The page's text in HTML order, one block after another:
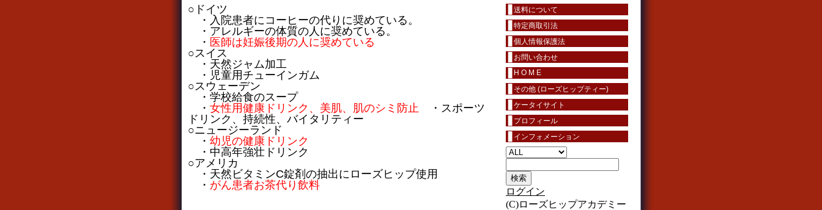
○ドイツ
・入院患者にコーヒーの代りに奨めている。
・アレルギーの体質の人に奨めている。
・ 医師は妊娠後期の人に奨めている
○スイス
・天然ジャム加工
・児童用チューインガム
○スウェーデン
・学校給食のスープ
・ 女性用健康ドリンク、美肌、肌のシミ防止 ・スポーツ
ドリンク、持続性、バイタリティー
○ニュージーランド
・ 幼児の健康ドリンク
・中高年強壮ドリンク
○アメリカ
・天然ビタミンC錠剤の抽出にローズヒップ使用
・ がん患者お茶代り飲料
送料について
特定商取引法
個人情報保護法
お問い合わせ
H O M E
その他 (ローズヒップティー)
ケータイサイト
プロフィール
インフォメーション
ログイン
(C)ローズヒップアカデミー